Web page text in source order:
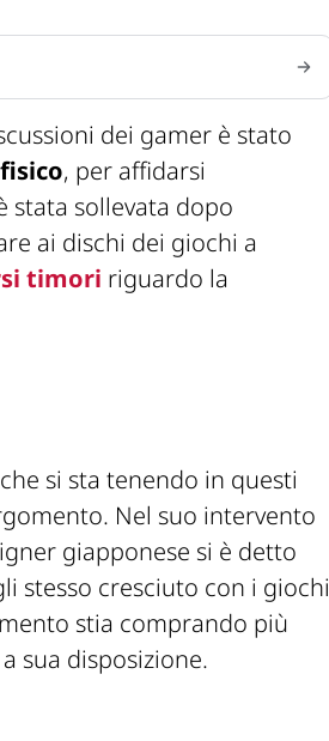
dei gamer è stato
, per affidarsi
stata sollevata dopo
ai dischi dei giochi a
timori riguardo la
si sta tenendo in questi
Nel suo intervento
giapponese si è detto
stesso cresciuto con i giochi
stia comprando più
sua disposizione.